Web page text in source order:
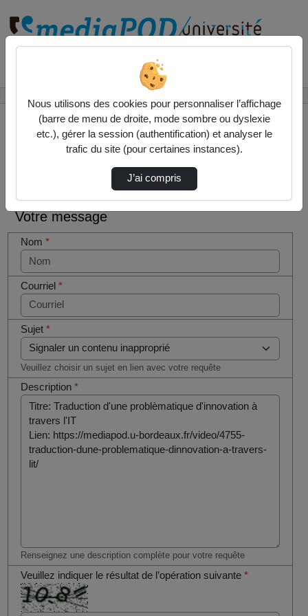
Contactez nous
Votre message
Nom*
Courriel*
Sujet*
Veuillez choisir un sujet en lien avec votre requête
Description*
Renseignez une description complète pour votre requête
Veuillez indiquer le résultat de l’opération suivante*
êtes un
humain en
métal
(obligatoire)
Nous utilisons des cookies pour personnaliser l’affichage
(barre de menu de droite, mode sombre ou dyslexie
etc.), gérer la session (authentification) et analyser le
trafic du site (pour certaines instances).
J’ai compris